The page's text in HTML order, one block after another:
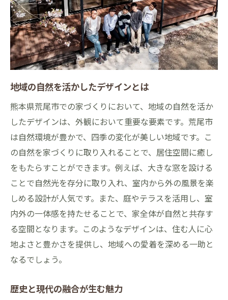
太陽光発電を活用した設計
エネルギー効率を高めるための設備
自然環境を利用した空調システム
省エネ家電とその配置の工夫
自然美を取り入れた外観デザイン事例
地域の植物を活用した庭作りの事例
自然素材を使った内装デザインの成功例
地域特有の景観を活かした立地選びの成功
事例
室内と屋外をつなぐ設計の工夫
地元の伝統技術による成功した家づくり
荒尾市における最新の家づくりトレンドと実例
最新技術を取り入れたスマートホーム
リノベーションで実現する新しいライフス
地域の自然を活かしたデザインとは
熊本県荒尾市での家づくりにおいて、地域の自然を活か
したデザインは、外観において重要な要素です。荒尾市
は自然環境が豊かで、四季の変化が美しい地域です。こ
の自然を家づくりに取り入れることで、居住空間に癒し
をもたらすことができます。例えば、大きな窓を設ける
ことで自然光を存分に取り入れ、室内から外の風景を楽
しめる設計が人気です。また、庭やテラスを活用し、室
内外の一体感を持たせることで、家全体が自然と共存す
る空間となります。このようなデザインは、住む人に心
地よさと豊かさを提供し、地域への愛着を深める一助と
なるでしょう。
歴史と現代の融合が生む魅力